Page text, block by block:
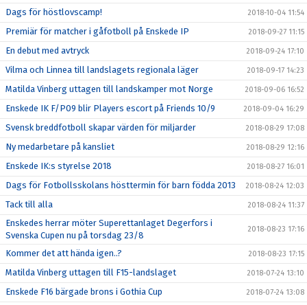
Dags för höstlovscamp! 2018-10-04 11:54
Premiär för matcher i gåfotboll på Enskede IP 2018-09-27 11:15
En debut med avtryck 2018-09-24 17:10
Vilma och Linnea till landslagets regionala läger 2018-09-17 14:23
Matilda Vinberg uttagen till landskamper mot Norge 2018-09-06 16:52
Enskede IK F/P09 blir Players escort på Friends 10/9 2018-09-04 16:29
Svensk breddfotboll skapar värden för miljarder 2018-08-29 17:08
Ny medarbetare på kansliet 2018-08-29 12:16
Enskede IK:s styrelse 2018 2018-08-27 16:01
Dags för Fotbollsskolans hösttermin för barn födda 2013 2018-08-24 12:03
Tack till alla 2018-08-24 11:37
Enskedes herrar möter Superettanlaget Degerfors i
Svenska Cupen nu på torsdag 23/8
2018-08-23 17:16
Kommer det att hända igen..? 2018-08-23 17:15
Matilda Vinberg uttagen till F15-landslaget 2018-07-24 13:10
Enskede F16 bärgade brons i Gothia Cup 2018-07-24 13:08